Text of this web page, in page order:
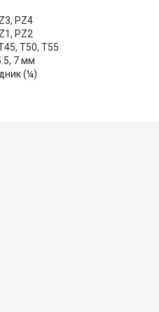
PZ4
PZ2
T50, T55
7 мм
(¼)